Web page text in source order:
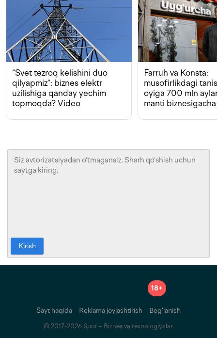
“Svet tezroq kelishini duo
qilyapmiz”: biznes elektr
uzilishiga qanday yechim
topmoqda? Video
Farruh va Konsta:
musofirlikdagi
oyiga 700 mln
manti biznesigacha
Kirish
18+
Sayt haqida Reklama joylashtirish Bog‘lanish
© 2017-2026 Spot – Biznes va texnologiyalar.